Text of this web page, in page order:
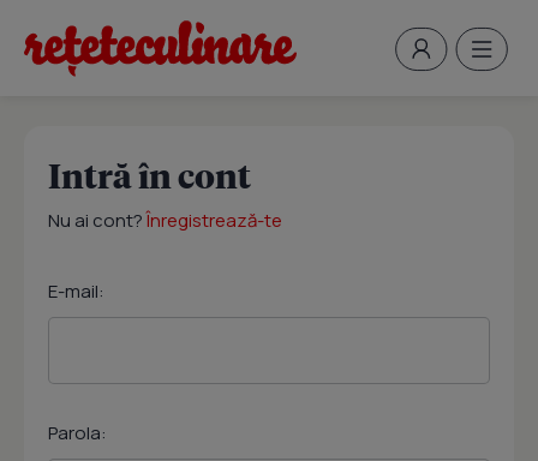
Intră în cont
Nu ai cont?Înregistrează-te
E-mail:
Parola: